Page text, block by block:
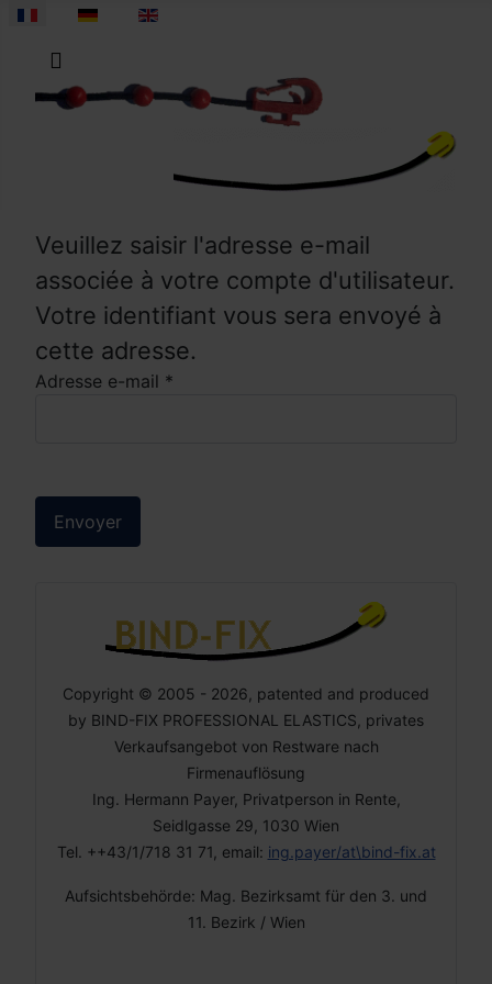
Sélectionnez votre langue
Veuillez saisir l'adresse e-mail
associée à votre compte d'utilisateur.
Votre identifiant vous sera envoyé à
cette adresse.
Adresse e-mail *
Envoyer
Copyright © 2005 - 2026, patented and produced
by BIND-FIX PROFESSIONAL ELASTICS, privates
Verkaufsangebot von Restware nach
Firmenauflösung
Ing. Hermann Payer, Privatperson in Rente,
Seidlgasse 29, 1030 Wien
Tel. ++43/1/718 31 71, email: ing.payer/at\bind-fix.at
Aufsichtsbehörde: Mag. Bezirksamt für den 3. und
11. Bezirk / Wien